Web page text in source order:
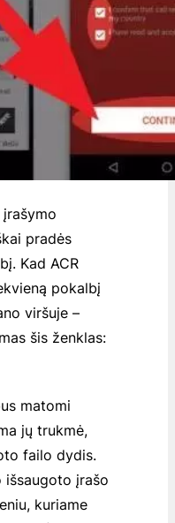
pradės
Kad ACR
pokalbį
viršuje –
šis ženklas:
matomi
jų trukmė,
failo dydis.
išsaugoto įrašo
kuriame